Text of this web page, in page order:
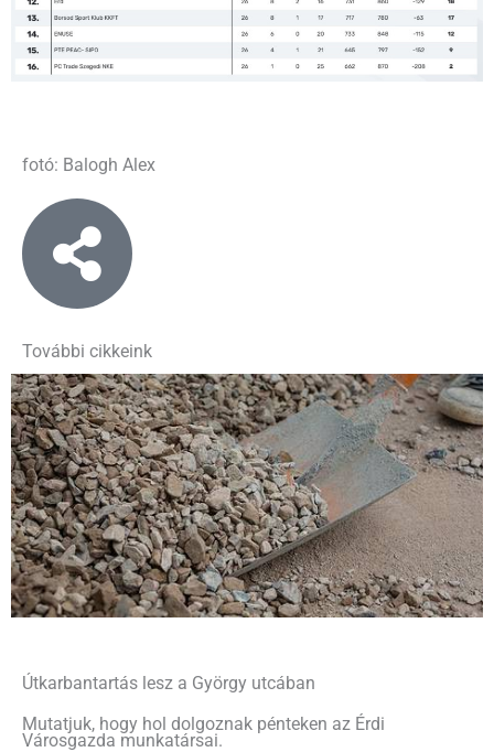
fotó: Balogh Alex
További cikkeink
Útkarbantartás lesz a György utcában
Mutatjuk, hogy hol dolgoznak pénteken az Érdi
Városgazda munkatársai.